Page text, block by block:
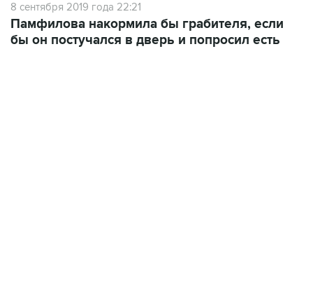
8 сентября 2019 года 22:21
Памфилова накормила бы грабителя, если
бы он постучался в дверь и попросил есть